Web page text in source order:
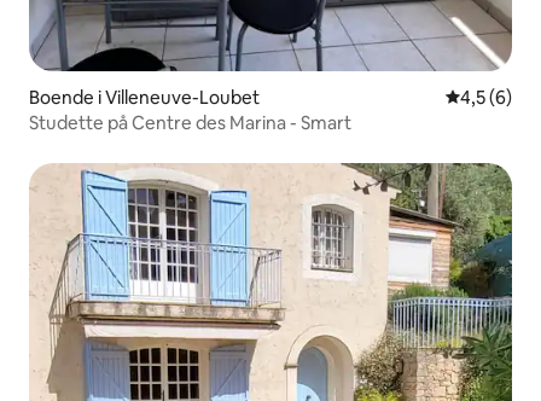
Boende i Villeneuve-Loubet 4,5 av 5 i
4,5 (6)
Studette på Centre des Marina - Smart